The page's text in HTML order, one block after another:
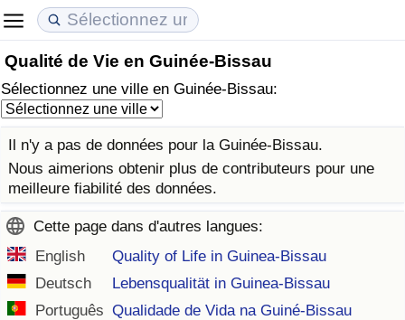
Qualité de Vie en Guinée-Bissau
Sélectionnez une ville en Guinée-Bissau:
Il n'y a pas de données pour la Guinée-Bissau.
Nous aimerions obtenir plus de contributeurs pour une
meilleure fiabilité des données.
Cette page dans d'autres langues:
English
Quality of Life in Guinea-Bissau
Deutsch
Lebensqualität in Guinea-Bissau
Português Qualidade de Vida na Guiné-Bissau
Coût de la vie
Indice du Coût de la Vie (Actuel)
Indice du Coût de la Vie
Indice du coût de la vie par pays
à Akaba
Prix de l'immobilier
Indice des Prix de l'immobilier (Actuel)
Indice des Prix de l'immobilier
Indice des Prix de l'immobilier par Pays
Qualité de Vie
Indice de Qualité de Vie
Indice de Qualité de Vie (Actuel)
Indice de qualité de vie par pays
Criminalité
Indice de Criminalité (Actuel)